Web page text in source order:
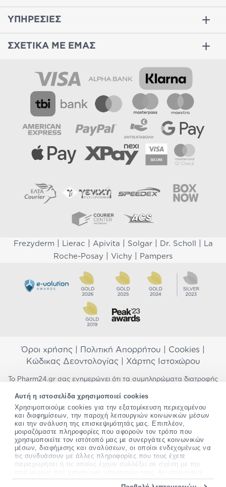
Αυτή η ιστοσελίδα χρησιμοποιεί cookies
Χρησιμοποιούμε cookies για την εξατομίκευση περιεχομένου
και διαφημίσεων, την παροχή λειτουργιών κοινωνικών μέσων
και την ανάλυση της επισκεψιμότητάς μας. Επιπλέον,
μοιραζόμαστε πληροφορίες που αφορούν τον τρόπο που
χρησιμοποιείτε τον ιστότοπό μας με συνεργάτες κοινωνικών
μέσων, διαφήμισης και αναλύσεων, οι οποίοι ενδεχομένως να
τις συνδυάσουν με άλλες πληροφορίες που τους έχετε
παραχωρήσει ή τις οποίες έχουν συλλέξει σε σχέση με την
ΥΠΗΡΕΣΙΕΣ
ΣΧΕΤΙΚΑ ΜΕ ΕΜΑΣ
Frezyderm Lierac Apivita Solgar| Dr. Scholl
La
Roche-Posay
Vichy Pampers
Όροι χρήσης Πολιτική Απορρήτου Cookies
Κώδικας Δεοντολογίας| Χάρτης Ιστοχώρου
Το Pharm24.gr σας ενημερώνει ότι τα συμπληρώματα διατροφής
προορίζονται για την πρόληψη, αγωγή ή θεραπεία ανθρώπινης
νόσου. Συμβουλευτείτε τον γιατρό σας εάν είστε έγκυος,
θηλάζετε, ακολουθείτε παράλληλα φαρμακευτική αγωγή ή
αντιμετωπίζετε προβλήματα υγείας πριν χρησιμοποιήσετε
οποιοδήποτε συμπλήρωμα διατροφής. Προσπαθούμε διαρκώς να
σας παρέχουμε ακριβείς και έγκυρες πληροφορίες. Σε περίπτωση
που έχετε κάποια ερώτηση ή παρατήρηση σχετικά με αυτές,
παρακαλώεπικοινωνήστε μαζί μας.